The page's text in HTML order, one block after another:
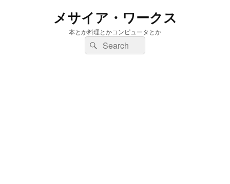
メサイア・ワークス
本とか料理とかコンピュータとか
検
索:
検
索